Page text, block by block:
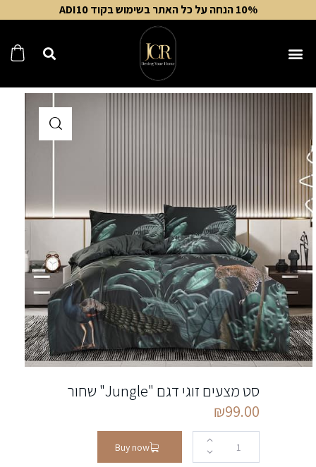
10% הנחה על כל האתר בשימוש בקוד ADI10
סט מצעים זוגי דגם "Jungle" שחור
₪99.00
Buy now